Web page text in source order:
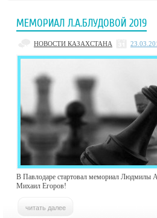
МЕМОРИАЛ Л.А.БЛУДОВОЙ 2019
НОВОСТИ КАЗАХСТАНА
В Павлодаре стартовал мемориал Людмилы
Михаил Егоров!